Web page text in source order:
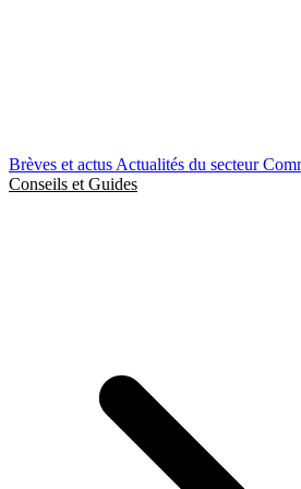
Brèves et actus Actualités du secteur
Conseils et Guides